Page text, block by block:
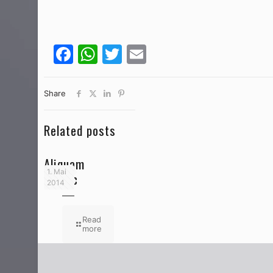
Facebook
WhatsApp
Twitter
Share
Related posts
1. Mai
2014
Aliquam
eratac
Read
more